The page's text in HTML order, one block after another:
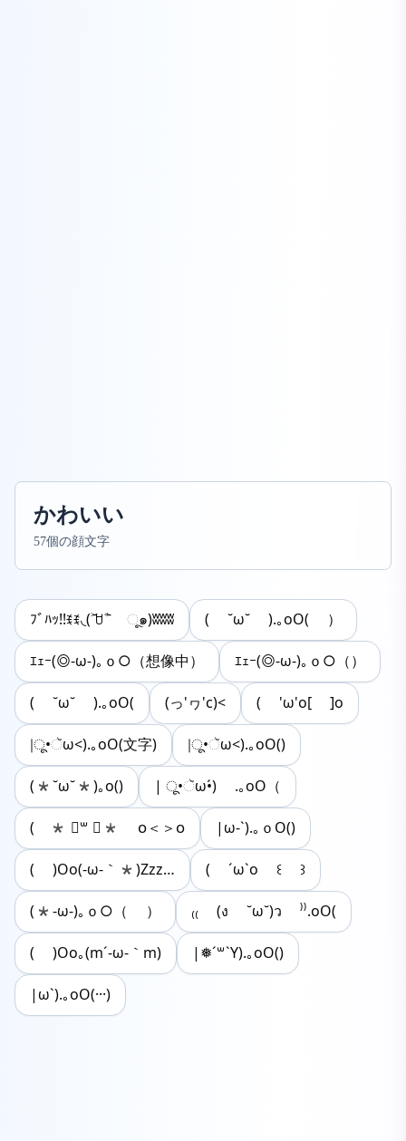
かわいい
57個の顔文字
ﾌﾞﾊｯ!!ꉂꉂ◟(˃᷄ꇴ˂᷅ ૂ๑)ʬʬʬ ( ˘ω˘ ).｡oO( ）
ｴｪｰ(◎-ω-)｡ｏ○（想像中） ｴｪｰ(◎-ω-)｡ｏ○（）
( ˘ω˘ ).｡oO( (っ'ヮ'c)< ( 'ω'o[ ]o
|ू•ૅω<).｡oO(文字) |ू•ૅω<).｡oO()
(*˘ω˘*)｡o() | ू•ૅω•́) .｡oO（
( * ॑꒳ ॑* ᴏ＜＞ᴏ |ω-`).｡ｏO()
( )Oo(-ω-｀*)Zzz… ( ´ω`o ꒰ ꒱
(*-ω-)｡ｏ○（ ） ₍₍ (ง ˘ω˘)ว ⁾⁾.oO(
( )Oo｡(m´-ω-｀m) |❅´꒳`Y).｡oO()
|ω`).｡oO(···)